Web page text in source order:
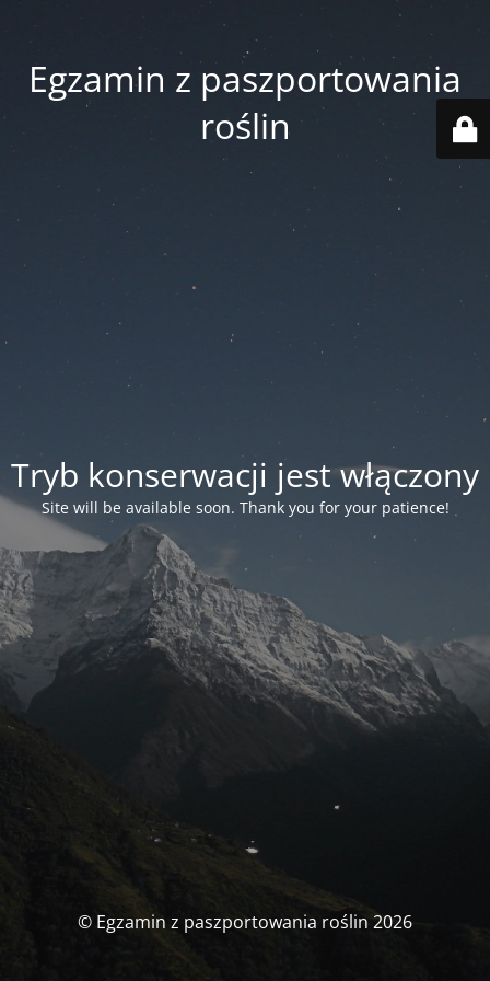
Egzamin z paszportowania
roślin
Tryb konserwacji jest włączony
Site will be available soon. Thank you for your patience!
© Egzamin z paszportowania roślin 2026